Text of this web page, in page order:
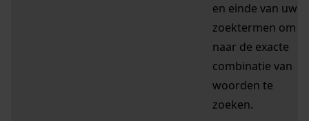
en einde van uw
zoektermen om
naar de exacte
combinatie van
woorden te
zoeken.